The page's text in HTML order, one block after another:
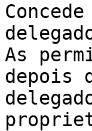
As
depois